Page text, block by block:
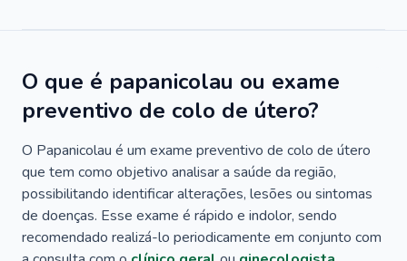
O que é papanicolau ou exame
preventivo de colo de útero?
O Papanicolau é um exame preventivo de colo de útero
que tem como objetivo analisar a saúde da região,
possibilitando identificar alterações, lesões ou sintomas
de doenças. Esse exame é rápido e indolor, sendo
recomendado realizá-lo periodicamente em conjunto com